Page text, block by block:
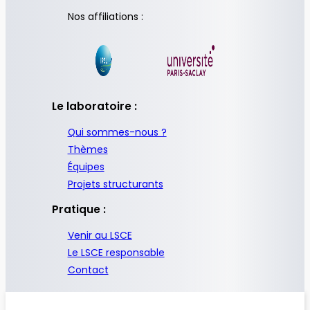
Nos affiliations :
Le laboratoire :
Qui sommes-nous ?
Thèmes
Équipes
Projets structurants
Pratique :
Venir au LSCE
Le LSCE responsable
Contact